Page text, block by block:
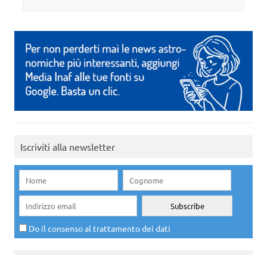
Iscriviti alla newsletter
Do il consenso al trattamento dei dati